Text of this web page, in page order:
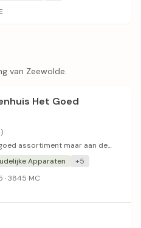
van Zeewolde.
Het Goed
assortiment maar aan de
Apparaten
+5
· 3845 MC